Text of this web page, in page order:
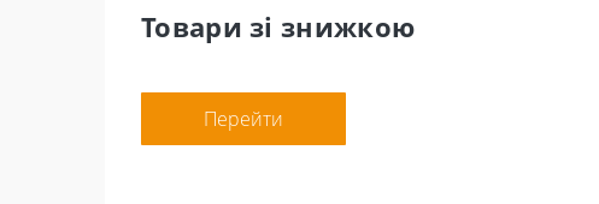
Товари зі знижкою
Перейти